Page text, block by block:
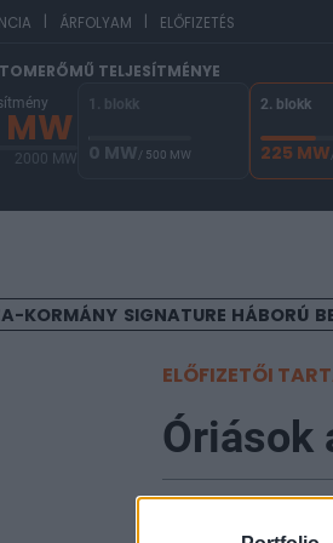
| ÁRFOLYAM | ELŐFIZETÉS
TELJESÍTMÉNYE
2000 MW
1. blokk
0 MW/ 500 MW
2. blokk
225 MW
KORMÁNY SIGNATURE HÁBORÚ
ELŐFIZETŐI
Óriások
2006. szeptember 29.